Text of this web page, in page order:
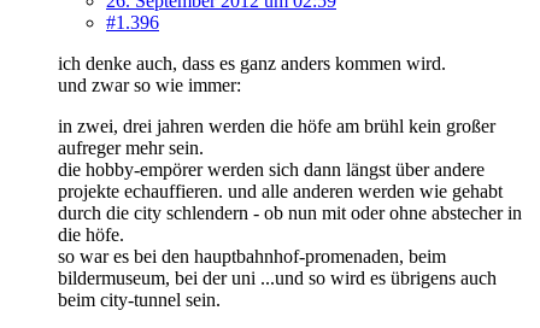
#1.396
ich denke auch, dass es ganz anders kommen wird.
und zwar so wie immer:
in zwei, drei jahren werden die höfe am brühl kein großer
aufreger mehr sein.
die hobby-empörer werden sich dann längst über andere
projekte echauffieren. und alle anderen werden wie gehabt
durch die city schlendern - ob nun mit oder ohne abstecher in
die höfe.
so war es bei den hauptbahnhof-promenaden, beim
bildermuseum, bei der uni ...und so wird es übrigens auch
beim city-tunnel sein.